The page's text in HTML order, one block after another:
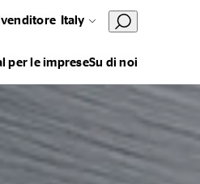
Italy
per le impreseSu di noi